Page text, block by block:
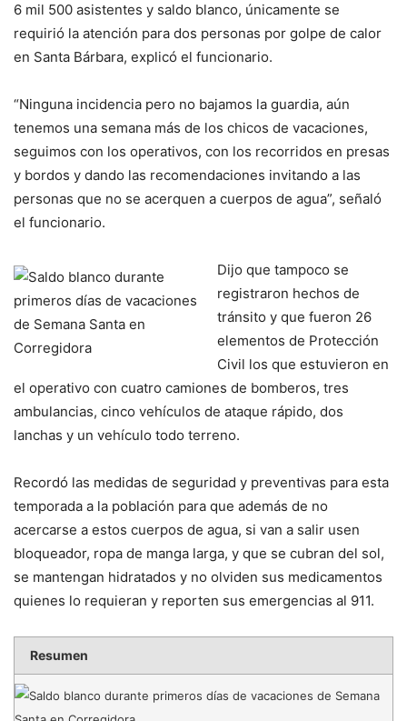
6 mil 500 asistentes y saldo blanco, únicamente se
requirió la atención para dos personas por golpe de calor
en Santa Bárbara, explicó el funcionario.
“Ninguna incidencia pero no bajamos la guardia, aún
tenemos una semana más de los chicos de vacaciones,
seguimos con los operativos, con los recorridos en presas
y bordos y dando las recomendaciones invitando a las
personas que no se acerquen a cuerpos de agua”, señaló
el funcionario.
Dijo que tampoco se
registraron hechos de
tránsito y que fueron 26
elementos de Protección
Civil los que estuvieron en
el operativo con cuatro camiones de bomberos, tres
ambulancias, cinco vehículos de ataque rápido, dos
lanchas y un vehículo todo terreno.
Recordó las medidas de seguridad y preventivas para esta
temporada a la población para que además de no
acercarse a estos cuerpos de agua, si van a salir usen
bloqueador, ropa de manga larga, y que se cubran del sol,
se mantengan hidratados y no olviden sus medicamentos
quienes lo requieran y reporten sus emergencias al 911.
Resumen